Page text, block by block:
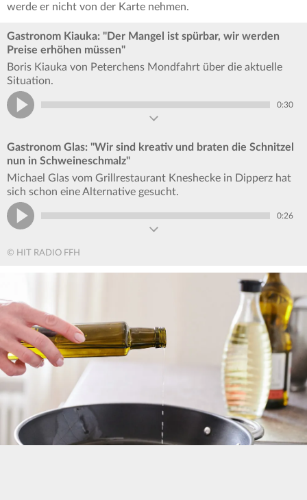
werde er nicht von der Karte nehmen.
Gastronom Kiauka: "Der Mangel ist spürbar, wir werden
Preise erhöhen müssen"
Boris Kiauka von Peterchens Mondfahrt über die aktuelle
Situation.
0:30
Gastronom Glas: "Wir sind kreativ und braten die Schnitzel
nun in Schweineschmalz"
Michael Glas vom Grillrestaurant Kneshecke in Dipperz hat
sich schon eine Alternative gesucht.
0:26
© HIT RADIO FFH